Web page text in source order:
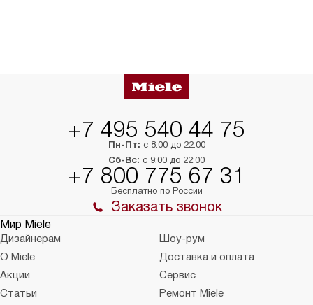
+7 495 540 44 75
Пн-Пт: с 8:00 до 22:00
Сб-Вс: с 9:00 до 22:00
+7 800 775 67 31
Бесплатно по России
Заказать звонок
Мир Miele
Дизайнерам
Шоу-рум
О Miele
Доставка и оплата
Акции
Сервис
Статьи
Ремонт Miele